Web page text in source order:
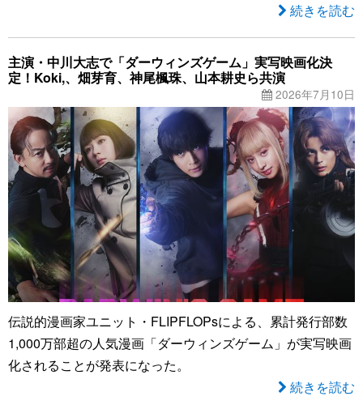
続きを読む
主演・中川大志で「ダーウィンズゲーム」実写映画化決
定！Koki,、畑芽育、神尾楓珠、山本耕史ら共演
2026年7月10日
伝説的漫画家ユニット・FLIPFLOPsによる、累計発行部数
1,000万部超の人気漫画「ダーウィンズゲーム」が実写映画
化されることが発表になった。
続きを読む